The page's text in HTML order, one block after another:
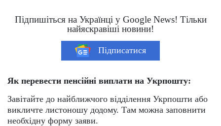
Підпишіться на Українці у Google News! Тільки
найяскравіші новини!
Підписатися
Як перевести пенсійні виплати на Укрпошту:
Завітайте до найближчого відділення Укрпошти або
викличте листоношу додому. Там можна заповнити
необхідну форму заяви.